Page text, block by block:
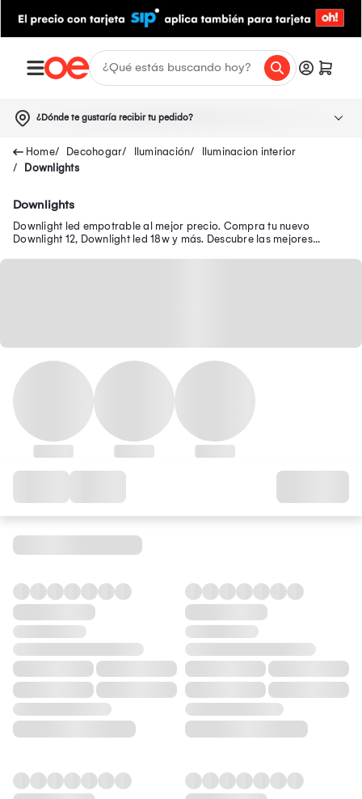
¿Dónde te gustaría recibir tu pedido?
Decohogar Iluminación
Iluminacion interior
Downlights
Downlights
Downlight led empotrable al mejor precio. Compra tu nuevo
Downlight 12, Downlight led 18w y más. Descubre las mejores